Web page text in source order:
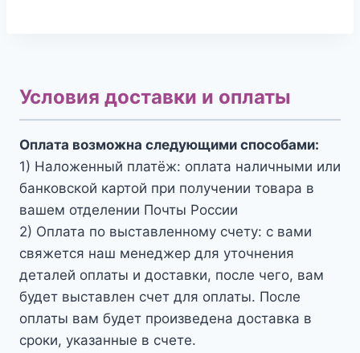
Условия доставки и оплаты
Оплата возможна следующими способами:
1) Наложенный платёж: оплата наличными или
банковской картой при получении товара в
вашем отделении Почты России
2) Оплата по выставленному счету: с вами
свяжется наш менеджер для уточнения
деталей оплаты и доставки, после чего, вам
будет выставлен счет для оплаты. После
оплаты вам будет произведена доставка в
сроки, указанные в счете.